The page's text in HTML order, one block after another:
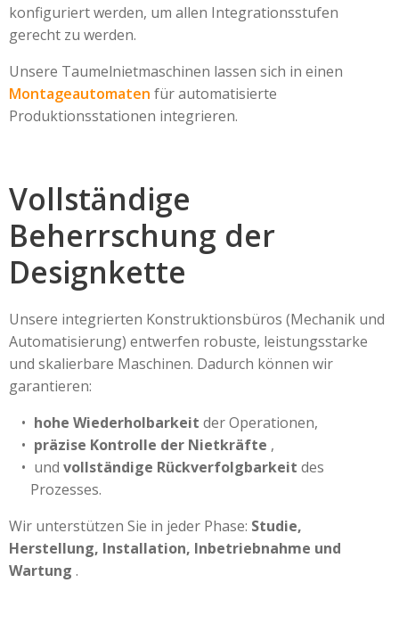
konfiguriert werden, um allen Integrationsstufen
gerecht zu werden.
Unsere Taumelnietmaschinen lassen sich in einen
Montageautomaten für automatisierte
Produktionsstationen integrieren.
Vollständige
Beherrschung der
Designkette
Unsere integrierten Konstruktionsbüros (Mechanik und
Automatisierung) entwerfen robuste, leistungsstarke
und skalierbare Maschinen. Dadurch können wir
garantieren:
hohe Wiederholbarkeit der Operationen,
präzise Kontrolle der Nietkräfte ,
und vollständige Rückverfolgbarkeit des
Prozesses.
Wir unterstützen Sie in jeder Phase: Studie,
Herstellung, Installation, Inbetriebnahme und
Wartung .